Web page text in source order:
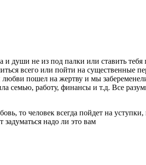
не из под палки или ставить тебя
всего или пойти на существенные
пошел на жертву и мы
семью, работу, финансы и т.д. Все
то человек всегда пойдет на
задуматься надо ли это вам